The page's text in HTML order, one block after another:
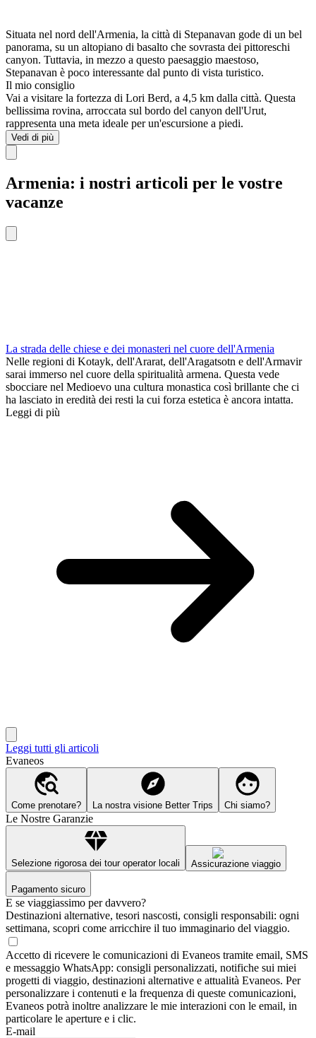
Situata nel nord dell'Armenia, la città di Stepanavan gode di un bel
panorama, su un altopiano di basalto che sovrasta dei pittoreschi
canyon. Tuttavia, in mezzo a questo paesaggio maestoso,
Stepanavan è poco interessante dal punto di vista turistico.
Il mio consiglio
Vai a visitare la fortezza di Lori Berd, a 4,5 km dalla città. Questa
bellissima rovina, arroccata sul bordo del canyon dell'Urut,
rappresenta una meta ideale per un'escursione a piedi.
Vedi di più
Armenia: i nostri articoli per le vostre
vacanze
La strada delle chiese e dei monasteri nel cuore dell'Armenia
Nelle regioni di Kotayk, dell'Ararat, dell'Aragatsotn e dell'Armavir
sarai immerso nel cuore della spiritualità armena. Questa vede
sbocciare nel Medioevo una cultura monastica così brillante che ci
ha lasciato in eredità dei resti la cui forza estetica è ancora intatta.
Leggi di più
Leggi tutti gli articoli
Evaneos
Come prenotare? La nostra visione Better Trips Chi siamo?
Le Nostre Garanzie
Selezione rigorosa dei tour operator locali Assicurazione viaggio
Pagamento sicuro
E se viaggiassimo per davvero?
Destinazioni alternative, tesori nascosti, consigli responsabili: ogni
settimana, scopri come arricchire il tuo immaginario del viaggio.
Accetto di ricevere le comunicazioni di Evaneos tramite email, SMS
e messaggio WhatsApp: consigli personalizzati, notifiche sui miei
progetti di viaggio, destinazioni alternative e attualità Evaneos. Per
personalizzare i contenuti e la frequenza di queste comunicazioni,
Evaneos potrà inoltre analizzare le mie interazioni con le email, in
particolare le aperture e i clic.
E-mail